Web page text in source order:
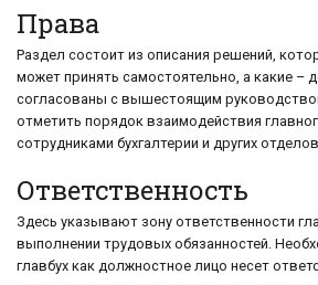
Права
Раздел состоит из описания решений,
может принять самостоятельно, а какие –
согласованы с вышестоящим
отметить порядок взаимодействия
сотрудниками бухгалтерии и других
Ответственность
Здесь указывают зону ответственности
выполнении трудовых обязанностей.
главбух как должностное лицо несет